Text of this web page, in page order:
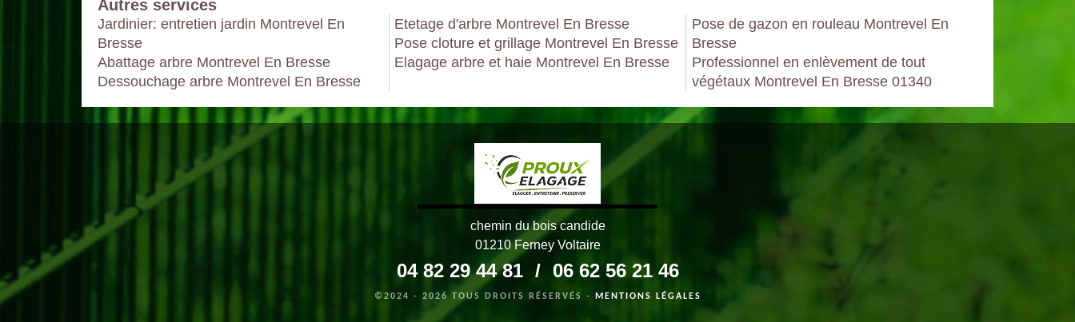
Autres services
Jardinier: entretien jardin Montrevel En
Bresse
Abattage arbre Montrevel En Bresse
Dessouchage arbre Montrevel En Bresse
Etetage d'arbre Montrevel En Bresse
Pose cloture et grillage Montrevel En Bresse
Elagage arbre et haie Montrevel En Bresse
Pose de gazon en rouleau Montrevel En
Bresse
Professionnel en enlèvement de tout
végétaux Montrevel En Bresse 01340
chemin du bois candide
01210 Ferney Voltaire
04 82 29 44 81 / 06 62 56 21 46
©2024 - 2026 TOUS DROITS RÉSERVÉS - MENTIONS LÉGALES